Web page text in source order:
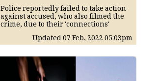
Police reportedly failed to take action
against accused, who also filmed the
crime, due to their 'connections'
Updated07 Feb, 202205:03pm